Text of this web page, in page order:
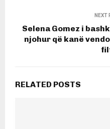
NEXT
Selena Gomez i
njohur që kanë
RELATED POSTS